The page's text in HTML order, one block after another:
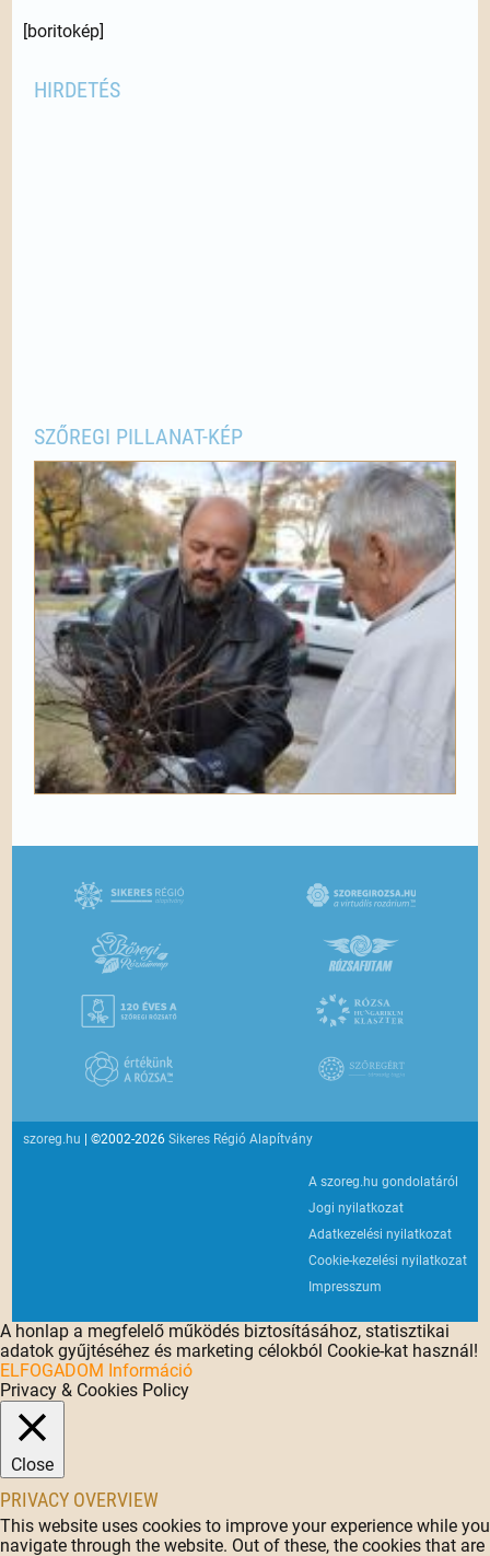
[boritokép]
HIRDETÉS
SZŐREGI PILLANAT-KÉP
szoreg.hu | ©2002-2026Sikeres Régió Alapítvány
A szoreg.hu gondolatáról
Jogi nyilatkozat
Adatkezelési nyilatkozat
Cookie-kezelési nyilatkozat
Impresszum
A honlap a megfelelő működés biztosításához, statisztikai
adatok gyűjtéséhez és marketing célokból Cookie-kat használ!
ELFOGADOM Információ
Privacy & Cookies Policy
Close
PRIVACY OVERVIEW
This website uses cookies to improve your experience while you
navigate through the website. Out of these, the cookies that are